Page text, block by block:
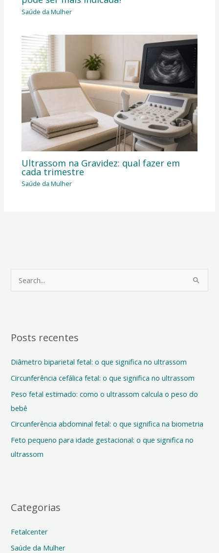
Saúde da Mulher
Ultrassom na Gravidez: qual fazer em
cada trimestre
Saúde da Mulher
u
s
a
r
p
o
r
:
Posts recentes
Diâmetro biparietal fetal: o que significa no ultrassom
Circunferência cefálica fetal: o que significa no ultrassom
Peso fetal estimado: como o ultrassom calcula o peso do
bebê
Circunferência abdominal fetal: o que significa na biometria
Feto pequeno para idade gestacional: o que significa no
ultrassom
Categorias
Fetalcenter
Saúde da Mulher